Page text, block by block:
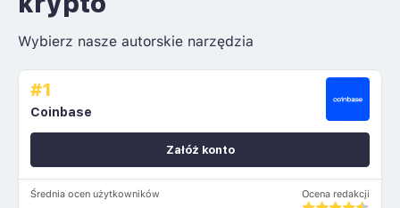
Wybierz nasze autorskie narzędzia
#1
Coinbase
Średnia ocen użytkowników Ocena redakcji
Załóż konto